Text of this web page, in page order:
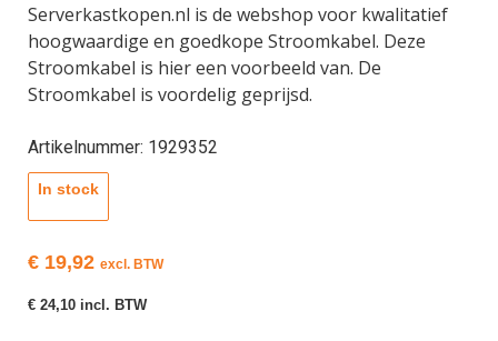
Serverkastkopen.nl is de webshop voor kwalitatief
hoogwaardige en goedkope Stroomkabel. Deze
Stroomkabel is hier een voorbeeld van. De
Stroomkabel is voordelig geprijsd.
Artikelnummer: 1929352
In stock
€ 19,92 excl. BTW
€ 24,10 incl. BTW